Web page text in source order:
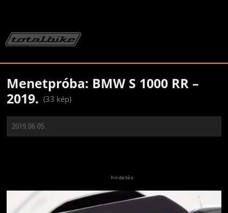
Menetpróba: BMW S 1000 RR –
2019. (33 kép)
2019.06.05.
Jön még kép!